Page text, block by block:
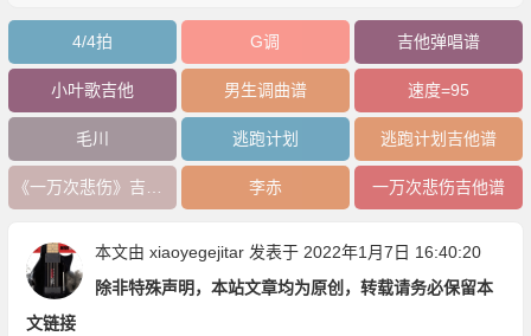
4/4拍 G调 吉他弹唱谱
小叶歌吉他 男生调曲谱 速度=95
毛川 逃跑计划 逃跑计划吉他谱
李赤 一万次悲伤吉他谱
本文由 xiaoyegejitar发表于 2022年1月7日 16:40:20
除非特殊声明，本站文章均为原创，转载请务必保留本
文链接